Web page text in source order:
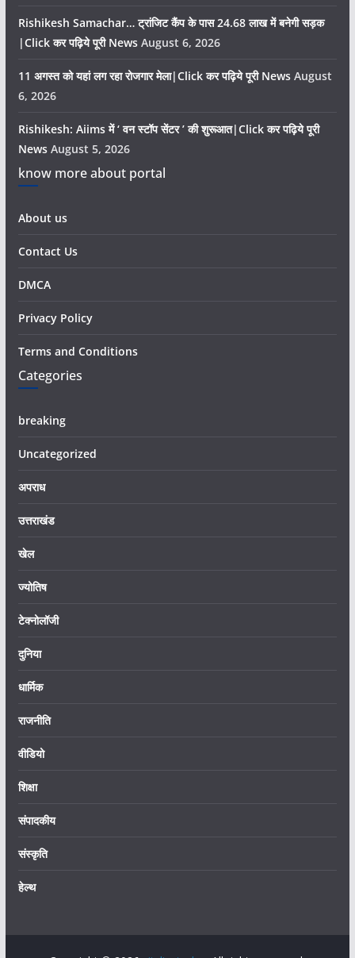
Rishikesh Samachar… ट्रांजिट कैंप के पास 24.68 लाख में बनेगी सड़क
|Click कर पढ़िये पूरी News August 6, 2026
11 अगस्त को यहां लग रहा रोजगार मेला|Click कर पढ़िये पूरी News August
6, 2026
Rishikesh: Aiims में ‘ वन स्टॉप सेंटर ’ की शुरूआत|Click कर पढ़िये पूरी
News August 5, 2026
know more about portal
About us
Contact Us
DMCA
Privacy Policy
Terms and Conditions
Categories
breaking
Uncategorized
अपराध
उत्तराखंड
खेल
ज्योतिष
टेक्नोलॉजी
दुनिया
धार्मिक
राजनीति
वीडियो
शिक्षा
संपादकीय
संस्कृति
हेल्थ